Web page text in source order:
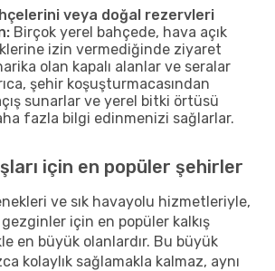
veya doğal rezervleri
Birçok yerel bahçede, hava açık
izin vermediğinde ziyaret
olan kapalı alanlar ve seralar
şehir koşuşturmacasından
sunarlar ve yerel bitki örtüsü
fazla bilgi edinmenizi sağlarlar.
için en popüler şehirler
ve sık havayolu hizmetleriyle,
için en popüler kalkış
en büyük olanlardır. Bu büyük
kolaylık sağlamakla kalmaz, aynı